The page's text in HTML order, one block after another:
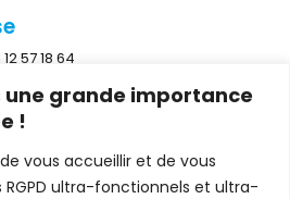
une grande importance
!
vous accueillir et de vous
RGPD ultra-fonctionnels et ultra-
57 18 64
03 29 24 11